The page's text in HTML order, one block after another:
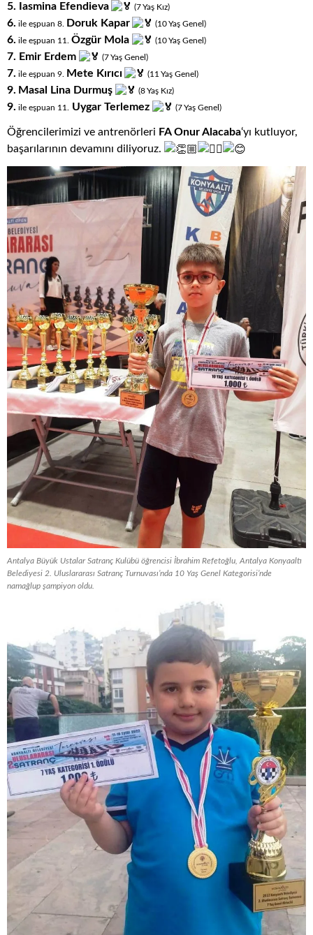
5. Iasmina Efendieva (7Yaş Kız)
6. ile eşpuan 8. Doruk Kapar (10Yaş Genel)
6. ile eşpuan 11 . Özgür Mola (10Yaş Genel)
7. Emir Erdem (7Yaş Genel)
7. ile eşpuan 9. Mete Kırıcı (11 Yaş Genel)
9. Masal Lina Durmuş (8Yaş Kız)
9. ile eşpuan 11 . Uygar Terlemez (7Yaş Genel)
Öğrencilerimizi ve antrenörleri FA Onur Alacaba‘yı kutluyor,
başarılarının devamını diliyoruz.
Antalya Büyük Ustalar Satranç Kulübü öğrencisi İbrahim Refetoğlu, Antalya Konyaaltı
Belediyesi 2. Uluslararası Satranç Turnuvası’nda 10 Yaş Genel Kategorisi’nde
namağlup şampiyon oldu.